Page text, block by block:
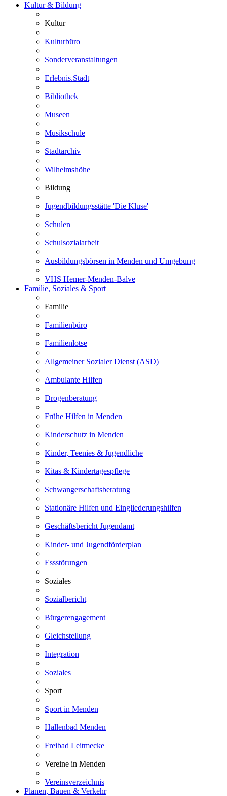
Kultur & Bildung
Kultur
Kulturbüro
Sonderveranstaltungen
Erlebnis.Stadt
Bibliothek
Museen
Musikschule
Stadtarchiv
Wilhelmshöhe
Bildung
Jugendbildungsstätte 'Die Kluse'
Schulen
Schulsozialarbeit
Ausbildungsbörsen in Menden und Umgebung
VHS Hemer-Menden-Balve
Familie, Soziales & Sport
Familie
Familienbüro
Familienlotse
Allgemeiner Sozialer Dienst (ASD)
Ambulante Hilfen
Drogenberatung
Frühe Hilfen in Menden
Kinderschutz in Menden
Kinder, Teenies & Jugendliche
Kitas & Kindertagespflege
Schwangerschaftsberatung
Stationäre Hilfen und Eingliederungshilfen
Geschäftsbericht Jugendamt
Kinder- und Jugendförderplan
Essstörungen
Soziales
Sozialbericht
Bürgerengagement
Gleichstellung
Integration
Soziales
Sport
Sport in Menden
Hallenbad Menden
Freibad Leitmecke
Vereine in Menden
Vereinsverzeichnis
Planen, Bauen & Verkehr